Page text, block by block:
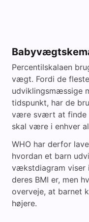
Percentilskalaen
vægt. Fordi de
udviklingsmæssige
tidspunkt, har de
være svært at finde
skal være i enhver
WHO har derfor
hvordan et barn
vækstdiagram viser
deres BMI er, men
overveje, at barnet
højere.